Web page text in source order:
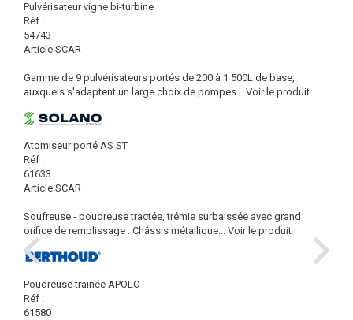
Pulvérisateur vigne bi-turbine
Réf :
54743
Article SCAR
Gamme de 9 pulvérisateurs portés de 200 à 1 500L de base,
auxquels s'adaptent un large choix de pompes... Voir le produit
Atomiseur porté AS ST
Réf :
61633
Article SCAR
Soufreuse - poudreuse tractée, trémie surbaissée avec grand
orifice de remplissage : Châssis métallique... Voir le produit
Poudreuse trainée APOLO
Réf :
61580